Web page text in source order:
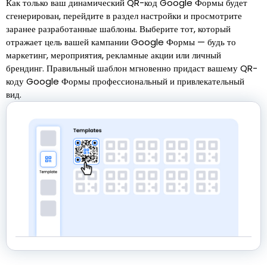
сгенерирован, перейдите в раздел настройки и просмотрите
заранее разработанные шаблоны. Выберите тот, который
отражает цель вашей кампании Google Формы — будь то
маркетинг, мероприятия, рекламные акции или личный
брендинг. Правильный шаблон мгновенно придаст вашему QR-
коду Google Формы профессиональный и привлекательный
вид.